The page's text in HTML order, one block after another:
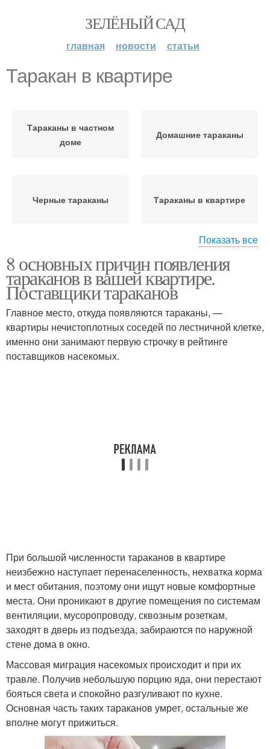
ЗЕЛЁНЫЙ САД
главная новости статьи
Таракан в квартире
Тараканы в частном
доме
Домашние тараканы
Черные тараканы Тараканы в квартире
Тараканы в доме Тараканы в природе
Действия против
тараканов
Борьба с тараканами
Показать все
8 основных причин появления
тараканов в вашей квартире.
Поставщики тараканов
Главное место, откуда появляются тараканы, —
квартиры нечистоплотных соседей по лестничной клетке,
именно они занимают первую строчку в рейтинге
поставщиков насекомых.
При большой численности тараканов в квартире
неизбежно наступает перенаселенность, нехватка корма
и мест обитания, поэтому они ищут новые комфортные
места. Они проникают в другие помещения по системам
вентиляции, мусоропроводу, сквозным розеткам,
заходят в дверь из подъезда, забираются по наружной
стене дома в окно.
Массовая миграция насекомых происходит и при их
травле. Получив небольшую порцию яда, они перестают
бояться света и спокойно разгуливают по кухне.
Основная часть таких тараканов умрет, остальные же
вполне могут прижиться.